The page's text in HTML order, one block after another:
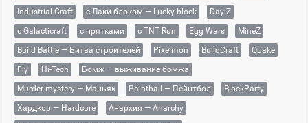
Industrial Craft
с Лаки блоком — Lucky block
Day Z
с Galacticraft
с прятками с TNT Run Egg Wars
MineZ
Build Battle — Битва строителей
Pixelmon BuildCraft
Quake
Fly
Hi-Tech
Бомж — выживание бомжа
Murder mystery — Маньяк
Paintball — Пейнтбол
BlockParty
Хардкор — Hardcore
Анархия — Anarchy